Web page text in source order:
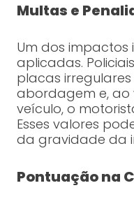
Multas e
Um dos impactos
aplicadas.
placas
abordagem e, ao
veículo, o
Esses valores
da gravidade da
Pontuação na